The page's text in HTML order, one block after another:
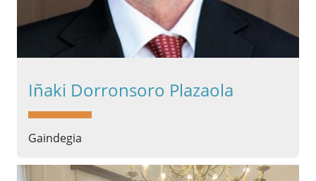
Iñaki Dorronsoro Plazaola
Gaindegia